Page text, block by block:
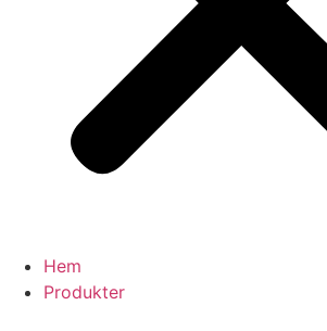
Hem
Produkter